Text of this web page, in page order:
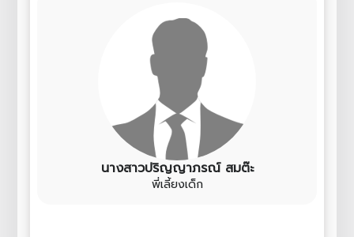
นางสาวปริญญาภรณ์ สมต๊ะ
พี่เลี้ยงเด็ก